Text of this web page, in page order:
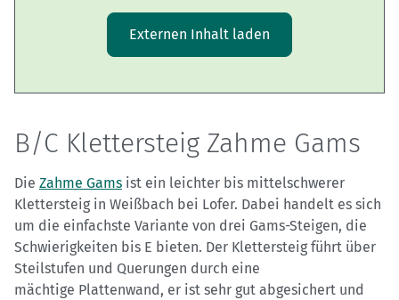
Externen Inhalt laden
B/C Klettersteig Zahme Gams
Die Zahme Gams ist ein leichter bis mittelschwerer
Klettersteig in Weißbach bei Lofer. Dabei handelt es sich
um die einfachste Variante von drei Gams-Steigen, die
Schwierigkeiten bis E bieten. Der Klettersteig führt über
Steilstufen und Querungen durch eine
mächtige Plattenwand, er ist sehr gut abgesichert und